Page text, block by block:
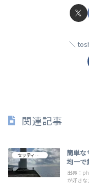
関連記事
セッティング
簡単な
均一で
出典：
が好き